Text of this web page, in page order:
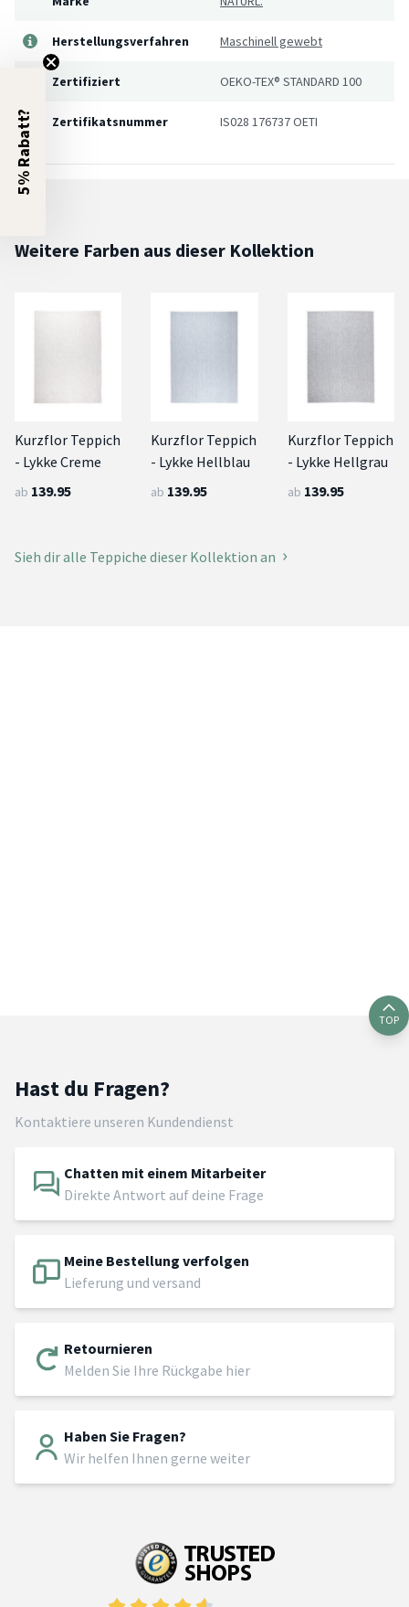
Herstellungsverfahren Maschinell gewebt
Zertifiziert OEKO-TEX® STANDARD 100
Zertifikatsnummer IS028 176737 OETI
Weitere Farben aus dieser Kollektion
Kurzflor Teppich
- Lykke Creme
ab 139.95
Kurzflor Teppich
- Lykke Hellblau
ab 139.95
Kurzflor Teppich
- Lykke Hellgrau
ab 139.95
Sieh dir alle Teppiche dieser Kollektion an
TOP
Hast du Fragen?
Kontaktiere unseren Kundendienst
Chatten mit einem Mitarbeiter
Direkte Antwort auf deine Frage
Meine Bestellung verfolgen
Lieferung und versand
Retournieren
Melden Sie Ihre Rückgabe hier
Haben Sie Fragen?
Wir helfen Ihnen gerne weiter
5% Rabatt?